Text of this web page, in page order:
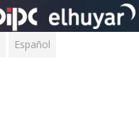
Español